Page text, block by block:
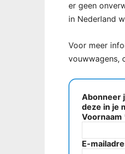
er geen
in Nederland
Voor meer
vouwwagens,
Abonneer
deze in je
Voornaam
E-